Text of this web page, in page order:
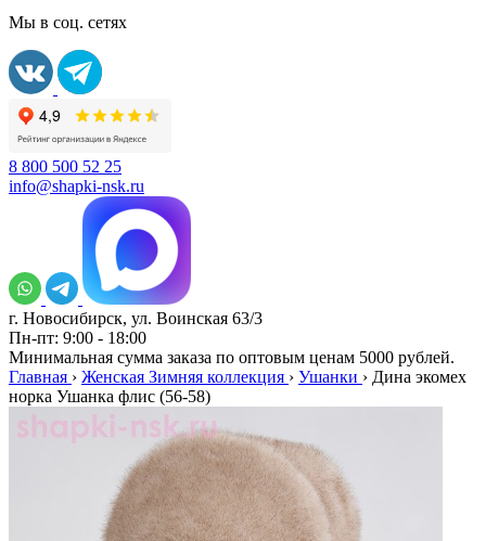
Мы в соц. сетях
8 800 500 52 25
info@shapki-nsk.ru
г. Новосибирск, ул. Воинская 63/3
Пн-пт: 9:00 - 18:00
Минимальная сумма заказа по оптовым ценам 5000 рублей.
Главная › Женская Зимняя коллекция › Ушанки › Дина экомех
норка Ушанка флис (56-58)